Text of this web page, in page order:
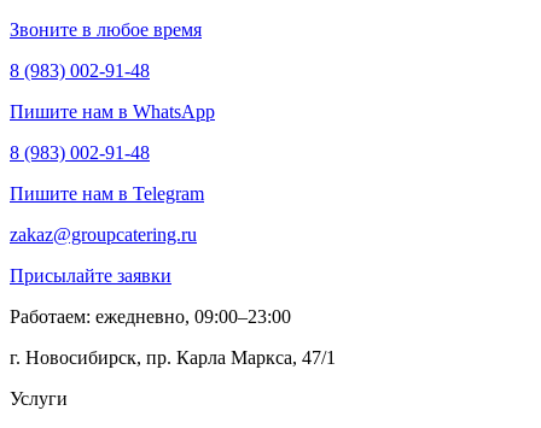
Звоните в любое время
8 (983) 002-91-48
Пишите нам в WhatsApp
8 (983) 002-91-48
Пишите нам в Telegram
zakaz@groupcatering.ru
Присылайте заявки
Работаем: ежедневно, 09:00–23:00
г. Новосибирск, пр. Карла Маркса, 47/1
Услуги